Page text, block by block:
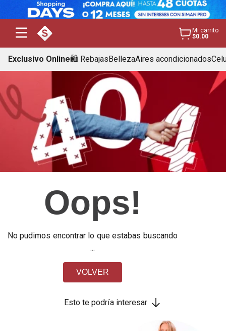
Mi carrito
$0.00
Exclusivo Online🛍️ RebajasBellezaAires acondicionados
Oops!
No pudimos encontrar lo que estabas buscando
...
VOLVER
Esto te podría interesar